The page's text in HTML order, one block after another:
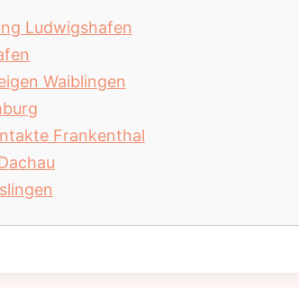
Ludwigshafen
Waiblingen
Frankenthal